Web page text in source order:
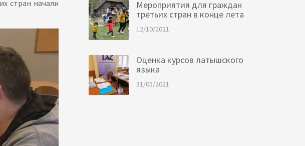
стран начали
Мероприятия для граждан
третьих стран в конце лета
12/10/2021
Оценка курсов латышского
языка
31/05/2021